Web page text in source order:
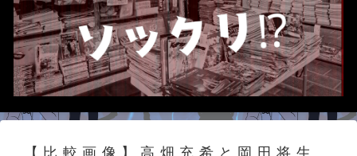
【比較画像】高畑充希と岡田将生